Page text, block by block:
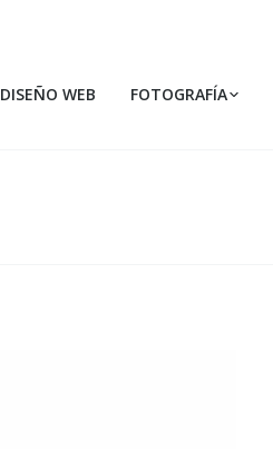
DISEÑO WEB FOTOGRAFÍA